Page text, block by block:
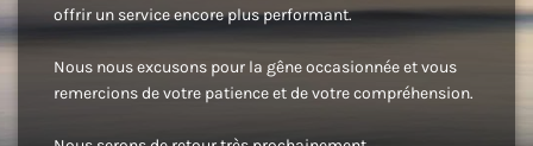
offrir un service encore plus performant.
Nous nous excusons pour la gêne occasionnée et vous
remercions de votre patience et de votre compréhension.